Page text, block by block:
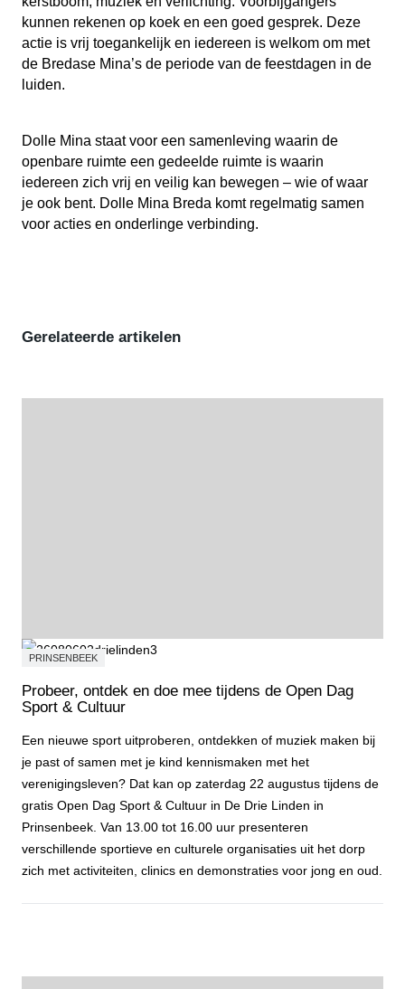
kunnen rekenen op koek en een goed gesprek. Deze
actie is vrij toegankelijk en iedereen is welkom om met
de Bredase Mina’s de periode van de feestdagen in de
luiden.
Dolle Mina staat voor een samenleving waarin de
openbare ruimte een gedeelde ruimte is waarin
iedereen zich vrij en veilig kan bewegen – wie of waar
je ook bent. Dolle Mina Breda komt regelmatig samen
voor acties en onderlinge verbinding.
Gerelateerde artikelen
PRINSENBEEK
Probeer, ontdek en doe mee tijdens de Open Dag
Sport & Cultuur
Een nieuwe sport uitproberen, ontdekken of muziek maken bij
je past of samen met je kind kennismaken met het
verenigingsleven? Dat kan op zaterdag 22 augustus tijdens de
gratis Open Dag Sport & Cultuur in De Drie Linden in
Prinsenbeek. Van 13.00 tot 16.00 uur presenteren
verschillende sportieve en culturele organisaties uit het dorp
zich met activiteiten, clinics en demonstraties voor jong en oud.